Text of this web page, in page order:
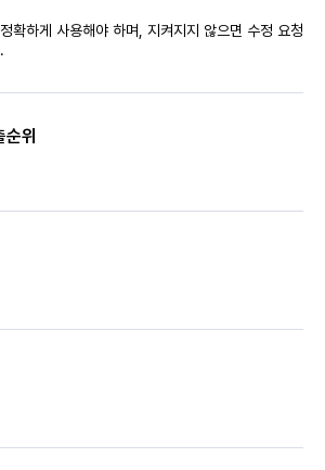
확하게 사용해야 하며, 지켜지지 않으면 수정 요청
위